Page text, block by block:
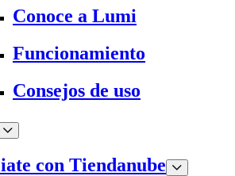
Conoce a Lumi
Funcionamiento
Consejos de uso
con Tiendanube